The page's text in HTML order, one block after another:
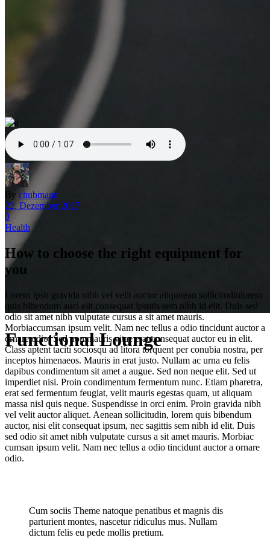
Functional Lounge
By chubmann
22. Dezember 2017
0
Health
How to choose the right equipment for
you
Lorem Ipsn gravida nibh vel velit auctor aliqunean sollicitudinlorem
quis bibendum auci elit consequat ipsutis sem nibh id elit. Duis sed
odio sit amet nibh vulputate cursus a sit amet mauris.
Morbiaccumsan ipsum velit. Nam nec tellus a odio tincidunt auctor a
ornare odio. Sed non mauris vitae erat consequat auctor eu in elit.
Class aptent taciti sociosqu ad litora torquent per conubia nostra, per
inceptos himenaeos. Mauris in erat justo. Nullam ac urna eu felis
dapibus condimentum sit amet a augue. Sed non neque elit. Sed ut
imperdiet nisi. Proin condimentum fermentum nunc. Etiam pharetra,
erat sed fermentum feugiat, velit mauris egestas quam, ut aliquam
massa nisl quis neque. Suspendisse in orci enim. Proin gravida nibh
vel velit auctor aliquet. Aenean sollicitudin, lorem quis bibendum
auctor, nisi elit consequat ipsum, nec sagittis sem nibh id elit. Duis
sed odio sit amet nibh vulputate cursus a sit amet mauris. Morbiac
cumsan ipsum velit. Nam nec tellus a odio tincidunt auctor a ornare
odio.
Cum sociis Theme natoque penatibus et magnis dis
parturient montes, nascetur ridiculus mus. Nullam
dictum felis eu pede mollis pretium.